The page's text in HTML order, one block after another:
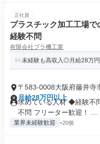
正社員
プラスチック加工工場で
経験不問
有限会社プラ機工業
未経験も高収入◎月給28万
〒583-0008大阪府藤井寺
月給28万円以上
求めている人材 ◆経験不
不問 フリーター歓迎！ ...
業界未経験歓迎 +20個